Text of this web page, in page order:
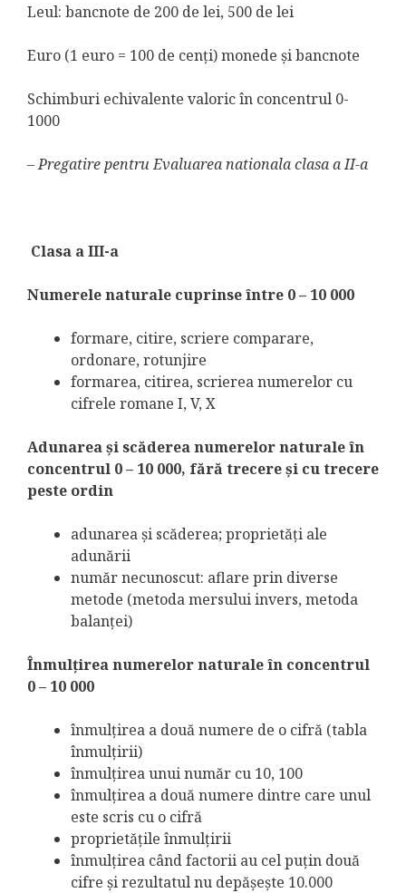
Leul: bancnote de 200 de lei, 500 de lei
Euro (1 euro = 100 de cenţi) monede şi bancnote
Schimburi echivalente valoric în concentrul 0-
1000
– Pregatire pentru Evaluarea nationala clasa a II-a
Clasa a III-a
Numerele naturale cuprinse între 0 – 10 000
formare, citire, scriere comparare,
ordonare, rotunjire
formarea, citirea, scrierea numerelor cu
cifrele romane I, V, X
Adunarea şi scăderea numerelor naturale în
concentrul 0 – 10 000, fără trecere și cu trecere
peste ordin
adunarea şi scăderea; proprietăţi ale
adunării
număr necunoscut: aflare prin diverse
metode (metoda mersului invers, metoda
balanţei)
Înmulţirea numerelor naturale în concentrul
0 – 10 000
înmulţirea a două numere de o cifră (tabla
înmulţirii)
înmulţirea unui număr cu 10, 100
înmulţirea a două numere dintre care unul
este scris cu o cifră
proprietăţile înmulţirii
înmulţirea când factorii au cel puţin două
cifre şi rezultatul nu depăşeşte 10.000